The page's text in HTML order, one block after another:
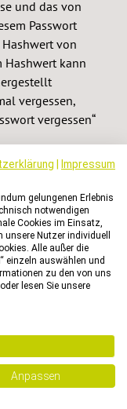
und das von
Passwort
von
Hashwert kann
vergessen,
vergessen“
zusätzlich
Daten:
des Logout
Daten im
Ihres
Ermöglichung
der nur im
Angebote (z.B.
Einlösen von
Impressum
gelungenen Erlebnis
notwendigen
Cookies im Einsatz,
Nutzer individuell
Alle außer die
einzeln auswählen und
zu den von uns
lesen Sie unsere
Anpassen